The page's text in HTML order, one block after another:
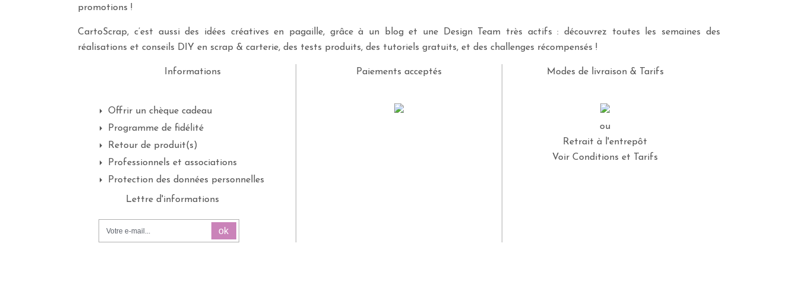
promotions !
CartoScrap, c’est aussi des idées créatives en pagaille, grâce à un blog et une Design Team très actifs : découvrez toutes les semaines des
réalisations et conseils DIY en scrap & carterie, des tests produits, des tutoriels gratuits, et des challenges récompensés !
Informations
Offrir un chèque cadeau
Programme de fidélité
Retour de produit(s)
Professionnels et associations
Protection des données personnelles
Paiements acceptés Modes de livraison & Tarifs
ou
Retrait à l'entrepôt
Voir Conditions et Tarifs
Lettre d'informations
ok